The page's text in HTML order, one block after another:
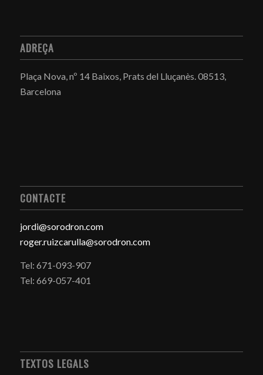
ADREÇA
Plaça Nova, nº 14 Baixos, Prats del Lluçanès.08513,
Barcelona
CONTACTE
jordi@sorodron.com
roger.ruizcarulla@sorodron.com
Tel: 671-093-907
Tel: 669-057-401
TEXTOS LEGALS